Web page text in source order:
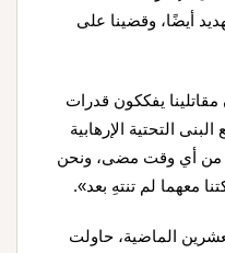
أيضًا، وقضينا على
مقاتلينا يفككون قدرات
التحتية الإرهابية
من أي وقت مضى، ونحن
معهما لم تنتهِ بعد».
الماضية، حاولت